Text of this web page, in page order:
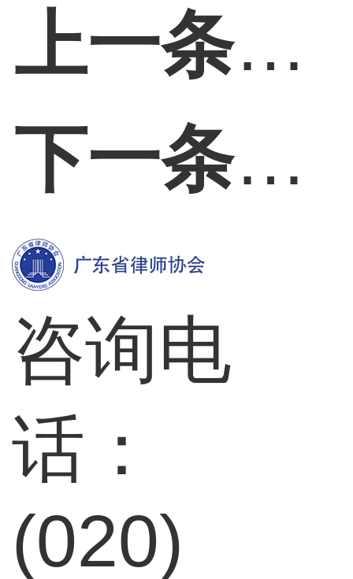
上一条：
下一条：
咨询电
话：
(020)